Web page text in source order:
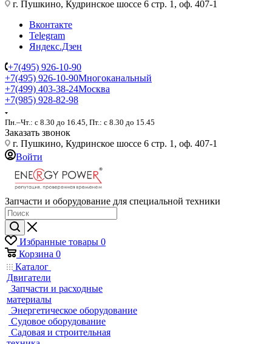
г. Пушкино, Кудринское шоссе 6 стр. 1, оф. 407-1
Вконтакте
Telegram
Яндекс.Дзен
+7(495) 926-10-90
+7(495) 926-10-90Многоканальный
+7(499) 403-38-24Москва
+7(985) 928-82-98
Пн.–Чт.: с 8.30 до 16.45, Пт.: с 8.30 до 15.45
Заказать звонок
г. Пушкино, Кудринское шоссе 6 стр. 1, оф. 407-1
Войти
Запчасти и оборудование для специальной техники
Избранные товары 0
Корзина 0
Каталог
Двигатели
Запчасти и расходные
материалы
Энергетическое оборудование
Судовое оборудование
Садовая и строительная